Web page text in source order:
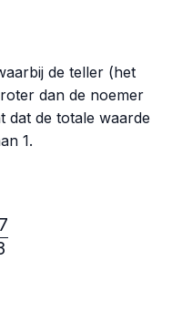
de teller (het
dan de noemer
dat de totale waarde
1.